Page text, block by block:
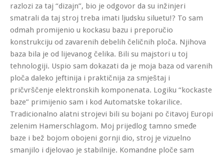
razlozi za taj “dizajn”, bio je odgovor da su inžinjeri
smatrali da taj stroj treba imati ljudsku siluetu!? To sam
odmah promijenio u kockasu bazu i preporučio
konstrukciju od zavarenih debelih čeličnih ploča. Njihova
baza bila je od lijevanog čelika. Bili su majstori u toj
tehnologiji. Uspio sam dokazati da je moja baza od varenih
ploča daleko jeftinija i praktičnija za smještaj i
pričvrščenje elektronskih komponenata. Logiku “kockaste
baze” primijenio sam i kod Automatske tokarilice.
Tradicionalno alatni strojevi bili su bojani po čitavoj Europi
zelenim Hamerschlagom. Moj prijedlog tamno smeđe
baze i bež bojom obojeni gornji dio, stroj je vizuelno
smanjilo i djelovao je stabilnije. Komandne ploče sam